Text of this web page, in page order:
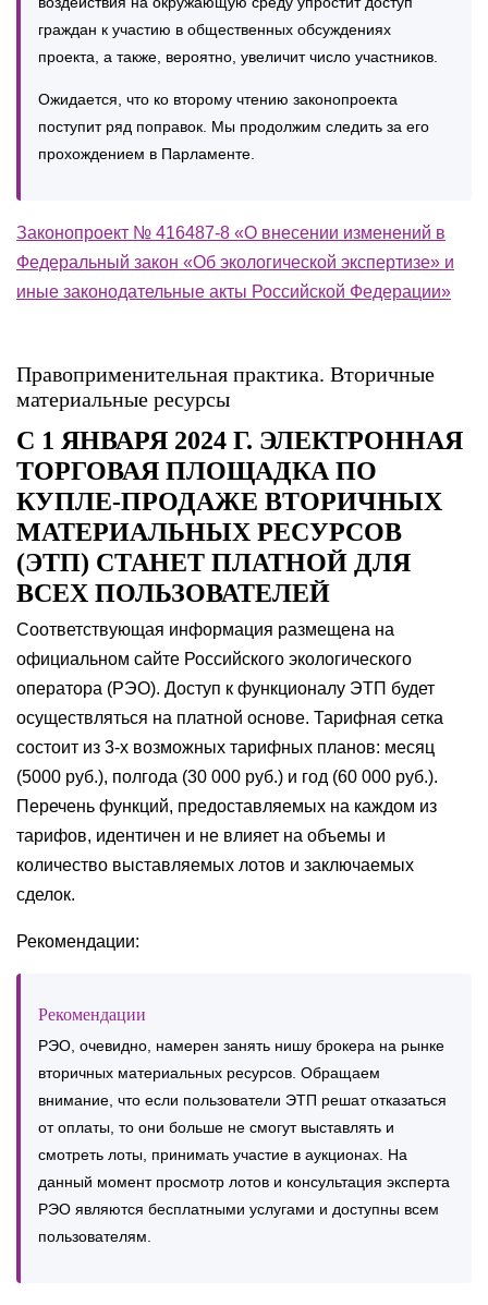
граждан к участию в общественных обсуждениях
проекта, а также, вероятно, увеличит число участников.
Ожидается, что ко второму чтению законопроекта
поступит ряд поправок. Мы продолжим следить за его
прохождением в Парламенте.
Законопроект № 416487-8 «О внесении изменений в
Федеральный закон «Об экологической экспертизе» и
иные законодательные акты Российской Федерации»
Правоприменительная практика. Вторичные
материальные ресурсы
С 1 ЯНВАРЯ 2024 Г. ЭЛЕКТРОННАЯ
ТОРГОВАЯ ПЛОЩАДКА ПО
КУПЛЕ-ПРОДАЖЕ ВТОРИЧНЫХ
МАТЕРИАЛЬНЫХ РЕСУРСОВ
(ЭТП) СТАНЕТ ПЛАТНОЙ ДЛЯ
ВСЕХ ПОЛЬЗОВАТЕЛЕЙ
Соответствующая информация размещена на
официальном сайте Российского экологического
оператора (РЭО). Доступ к функционалу ЭТП будет
осуществляться на платной основе. Тарифная сетка
состоит из 3-х возможных тарифных планов: месяц
(5000 руб.), полгода (30 000 руб.) и год (60 000 руб.).
Перечень функций, предоставляемых на каждом из
тарифов, идентичен и не влияет на объемы и
количество выставляемых лотов и заключаемых
сделок.
Рекомендации:
Рекомендации
РЭО, очевидно, намерен занять нишу брокера на рынке
вторичных материальных ресурсов. Обращаем
внимание, что если пользователи ЭТП решат отказаться
от оплаты, то они больше не смогут выставлять и
смотреть лоты, принимать участие в аукционах. На
данный момент просмотр лотов и консультация эксперта
РЭО являются бесплатными услугами и доступны всем
пользователям.